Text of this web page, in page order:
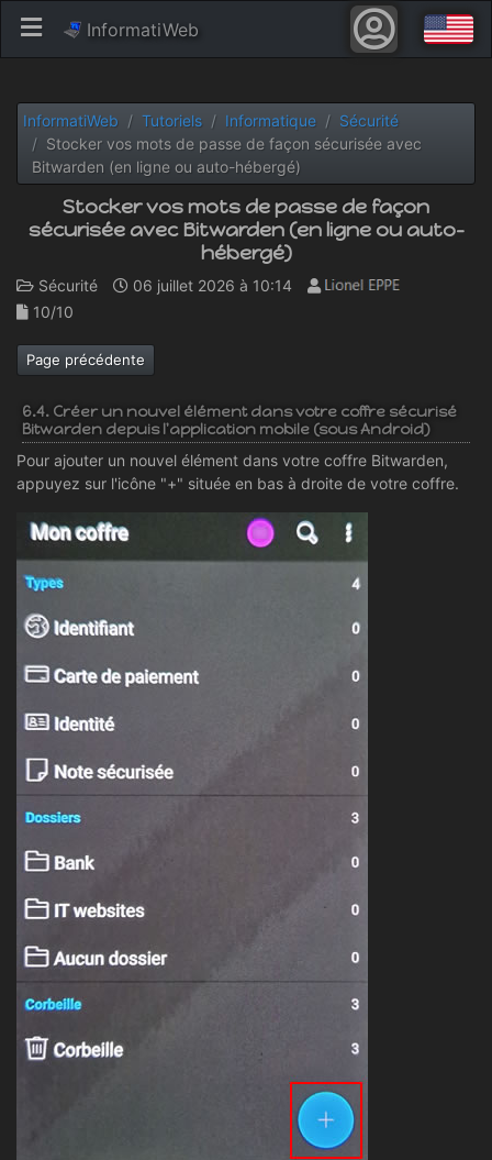
InformatiWeb
InformatiWeb Tutoriels Informatique
Sécurité
Stocker vos mots de passe de façon sécurisée avec
Bitwarden (en ligne ou auto-hébergé)
Stocker vos mots de passe de façon
sécurisée avec Bitwarden (en ligne ou auto-
hébergé)
Sécurité
06 juillet 2026 à 10:14
10/10
Page précédente
6.4. Créer un nouvel élément dans votre coffre sécurisé
Bitwarden depuis l'application mobile (sous Android)
Pour ajouter un nouvel élément dans votre coffre Bitwarden,
appuyez sur l'icône "+" située en bas à droite de votre coffre.